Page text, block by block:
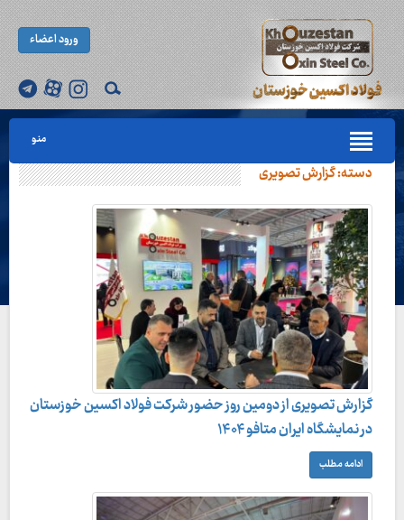
ورود اعضاء
منو
دسته:گزارش تصویری
گزارش تصویری از دومین روز حضور شرکت فولاد اکسین خوزستان
در نمایشگاه ایران متافو ۱۴۰۴
ادامه مطلب